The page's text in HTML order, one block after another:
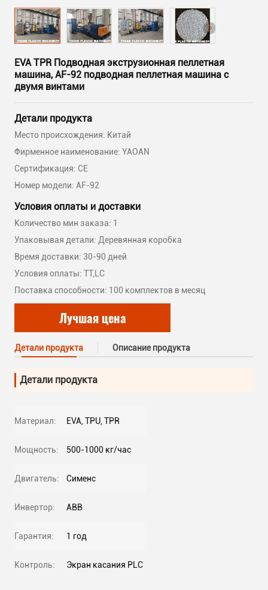
EVA TPR Подводная экструзионная пеллетная
машина, AF-92 подводная пеллетная машина с
двумя винтами
Детали продукта
Место происхождения: Китай
Фирменное наименование: YAOAN
Сертификация: CE
Номер модели: AF-92
Условия оплаты и доставки
Количество мин заказа: 1
Упаковывая детали: Деревянная коробка
Время доставки: 30-90 дней
Условия оплаты: TT,LC
Поставка способности: 100 комплектов в месяц
Лучшая цена
Детали продукта Описание продукта
Детали продукта
Материал: EVA, TPU, TPR
Мощность: 500-1000 кг/час
Двигатель: Сименс
Инвертор: ABB
Гарантия: 1 год
Контроль: Экран касания PLC